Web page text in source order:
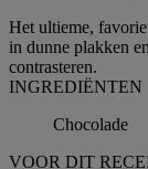
Het ultieme,
in dunne plakken
contrasteren.
INGREDIЁNTEN
Chocolade
VOOR DIT